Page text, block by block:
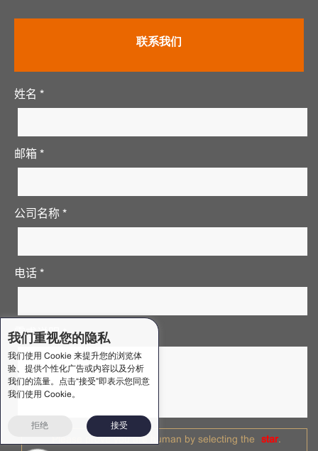
我们重视您的隐私
我们使用 Cookie 来提升您的浏览体
验、提供个性化广告或内容以及分析
我们的流量。点击“接受”即表示您同意
我们使用 Cookie。
拒绝 接受
联系我们
姓名 *
邮箱 *
公司名称 *
电话 *
需求说明 *
Please prove you are human by selecting the star.